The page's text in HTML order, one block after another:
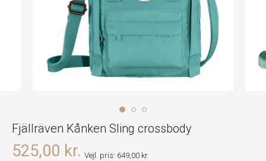
Fjällräven Kånken Sling crossbody
525,00 kr. Vejl. pris: 649,00 kr.